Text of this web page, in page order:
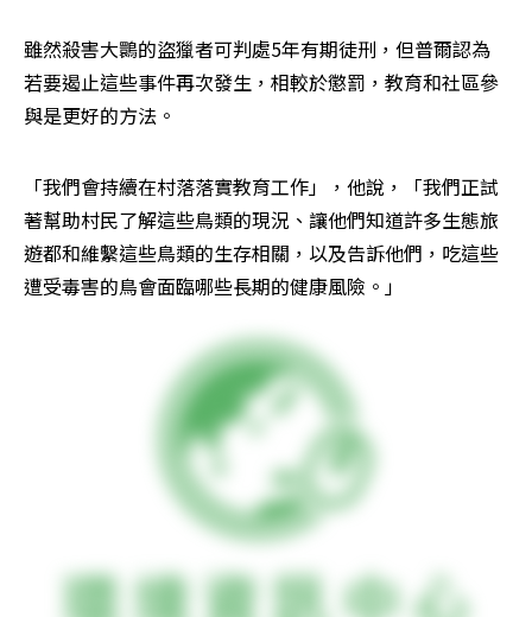
雖然殺害大䴉的盜獵者可判處5年有期徒刑，但普爾認為
若要遏止這些事件再次發生，相較於懲罰，教育和社區參
與是更好的方法。
「我們會持續在村落落實教育工作」，他說，「我們正試
著幫助村民了解這些鳥類的現況、讓他們知道許多生態旅
遊都和維繫這些鳥類的生存相關，以及告訴他們，吃這些
遭受毒害的鳥會面臨哪些長期的健康風險。」